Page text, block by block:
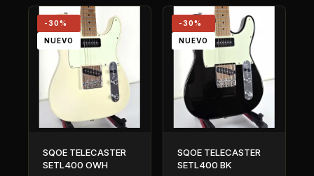
-30%
NUEVO
SQOE TELECASTER
SETL400 OWH
-30%
NUEVO
SQOE TELECASTER
SETL400 BK